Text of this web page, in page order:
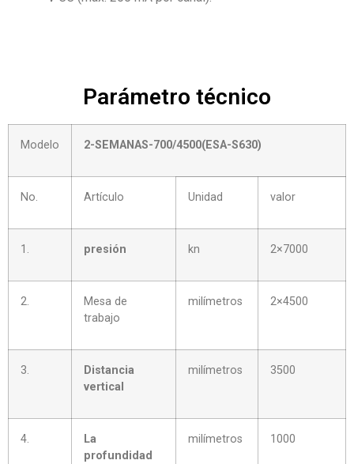
Parámetro técnico
Modelo 2-SEMANAS-700/4500(ESA-S630)
No. Artículo Unidad valor
1. presión kn 2×7000
2.
Mesa de
trabajo
milímetros 2×4500
3.
Distancia
vertical
milímetros 3500
4.
La
profundidad
milímetros 1000